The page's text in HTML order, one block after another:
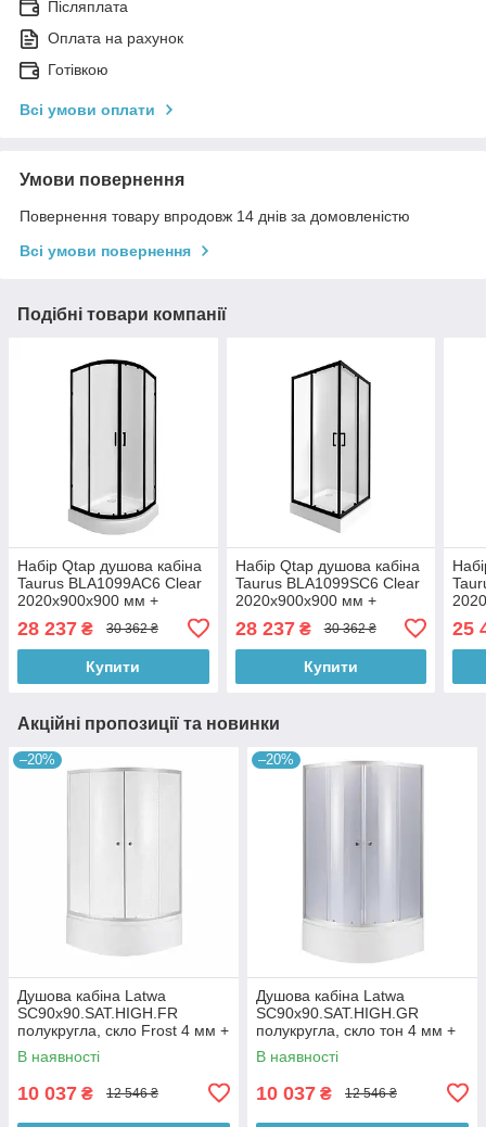
Післяплата
Оплата на рахунок
Готівкою
Всі умови оплати
Умови повернення
Повернення товару впродовж 14 днів за домовленістю
Всі умови повернення
Подібні товари компанії
Набір Qtap душова кабіна
Taurus BLA1099AC6 Clear
2020x900x900 мм +
90x90x12 см з сифоном
28 237 ₴ 30 362 ₴
Купити
Набір Qtap душова кабіна
Taurus BLA1099SC6 Clear
2020x900x900 мм +
90x90x12 см з сифоном
28 237₴ 30 362 ₴
Купити
25
Акційні пропозиції та новинки
–20%
Душова кабіна Latwa
SC90x90.SAT.HIGH.FR
полукругла, скло Frost 4 мм +
Душовий піддон KAPIELKA
ST90x90x41, з панеллю Lidz
В наявності
10 037 ₴ 12 546 ₴
–20%
Душова кабіна Latwa
SC90x90.SAT.HIGH.GR
полукругла, скло тон 4 мм +
Душовий піддон KAPIELKA
ST90x90x41, з панеллю Lidz
В наявності
10 037 ₴ 12 546 ₴